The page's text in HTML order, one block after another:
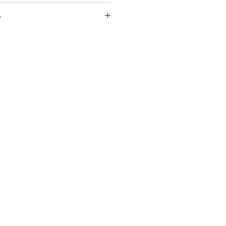
ráda upravím,
zdarma.
doplnit své míry, a v